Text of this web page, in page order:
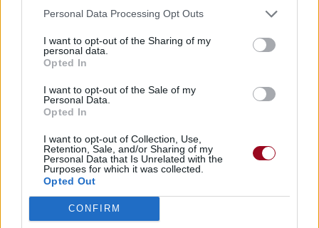
Personal Data Processing Opt Outs
I want to opt-out of the Sharing of my
personal data.
Opted In
I want to opt-out of the Sale of my
Personal Data.
Opted In
I want to opt-out of Collection, Use,
Retention, Sale, and/or Sharing of my
Personal Data that Is Unrelated with the
Purposes for which it was collected.
Opted Out
CONFIRM